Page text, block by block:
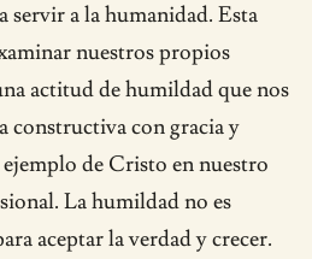
servir a la humanidad. Esta
nuestros propios
actitud de humildad que nos
constructiva con gracia y
de Cristo en nuestro
La humildad no es
aceptar la verdad y crecer.